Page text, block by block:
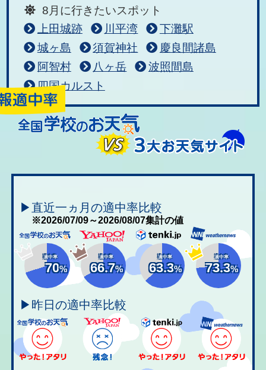
8月に行きたいスポット
上田城跡
川平湾
下灘駅
城ヶ島
須賀神社
慶良間諸島
阿智村
八ヶ岳
波照間島
四国カルスト
▶直近一ヵ月の適中率比較
※2026/07/09～2026/08/07集計の値
適中率
70%
適中率
66.7%
適中率
63.3%
適中率
73.3%
▶昨日の適中率比較